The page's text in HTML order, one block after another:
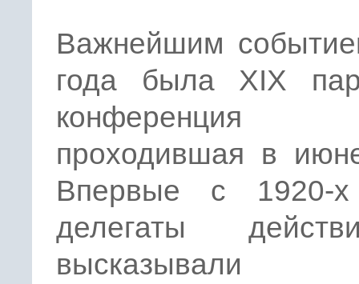
Важнейшим
года была XIX
конференция
проходившая в
Впервые с 1920-х
делегаты
высказывали